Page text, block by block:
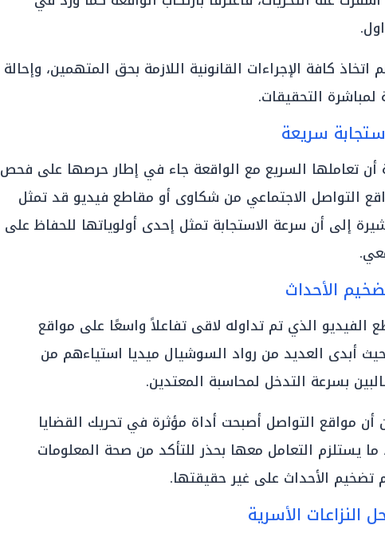
اتخاذ كافة الإجراءات القانونية اللازمة بحق المتهمين، وإحالة
لمباشرة التحقيقات.
سريعة
أن تعاملها السريع مع الواقعة جاء في إطار حرصها على فحص
التواصل الاجتماعي من شكاوى أو مقاطع فيديو قد تمثل
إلى أن سرعة الاستجابة تمثل إحدى أولوياتها للحفاظ على
الأحداث
الفيديو الذي تم تداوله لاقى تفاعلاً واسعًا على مواقع
حيث أبدى العديد من رواد السوشيال ميديا استياءهم من
بسرعة التدخل لمحاسبة المعتدين.
أن مواقع التواصل أصبحت أداة مؤثرة في تحريك القضايا
ما يستلزم التعامل معها بحذر للتأكد من صحة المعلومات
تضخيم الأحداث على غير حقيقتها.
النزاعات الأسرية